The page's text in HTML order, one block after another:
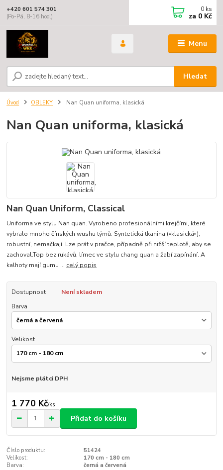
Menu
Hledat
+420 601 574 301
(Po-Pá, 8-16 hod.)
0 ks
za 0 Kč
Úvod OBLEKY Nan Quan uniforma, klasická
Nan Quan uniforma, klasická
Nan Quan Uniform, Classical
Uniforma ve stylu Nan quan. Vyrobeno profesionálními krejčími, které
vybralo mnoho čínských wushu týmů. Syntetická tkanina («klasická»),
robustní, nemačkají. Lze prát v pračce, případně při nižší teplotě, aby se
zachoval.Top bez rukávů, límec ve stylu chang quan a žabí zapínání. A
kalhoty mají gumu ... celý popis
Dostupnost
Není skladem
Barva
Velikost
Nejsme plátci DPH
1 770 Kč/ks
Přidat do košíku
Číslo produktu:
51424
Velikost:
170 cm - 180 cm
Barva:
černá a červená